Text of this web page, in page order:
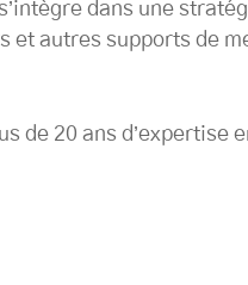
dans une
et autres supports de
de 20 ans d’expertise